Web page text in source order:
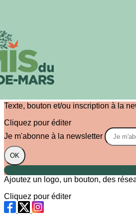
Menu
Images de la page d'accueil
Texte, bouton et/ou inscription à la
Cliquez pour éditer
Je m'abonne à la newsletter
OK
Ajoutez un logo, un bouton, des
Cliquez pour éditer